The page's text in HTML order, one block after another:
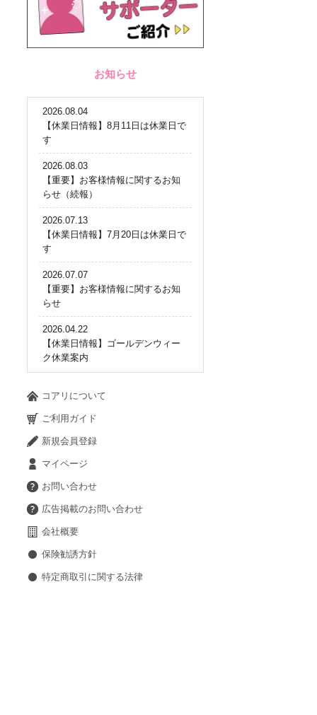
お知らせ
2026.08.04
【休業日情報】8月11日は休業日で
す
2026.08.03
【重要】お客様情報に関するお知
らせ（続報）
2026.07.13
【休業日情報】7月20日は休業日で
す
2026.07.07
【重要】お客様情報に関するお知
らせ
2026.04.22
【休業日情報】ゴールデンウィー
ク休業案内
コアリについて
ご利用ガイド
新規会員登録
マイページ
お問い合わせ
広告掲載のお問い合わせ
会社概要
保険勧誘方針
特定商取引に関する法律